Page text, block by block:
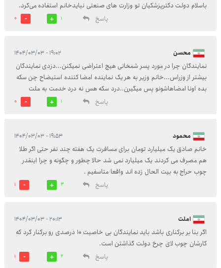
باسلام دولت دکترپزشکیان تو وزارت های صنعتی نبایدخانم استفاده می‌کرد.
پاسخ
1
0
محسن ۱۹:۰۲ - ۱۴۰۴/۰۳/۰۳
نمایندگان چرا در مورد پسر شمخانی هیچ اعتراضی نمیکنن...دزدی نمایندگان
بیشتر از وزراس...خانم وزیر به هر یک نماینده امضا کننده استیضاح چن سکه
بده اونا امضاهاشونو پس میگیرن..‌درد سکه هس نه درد خدمت به ملت
پاسخ
1
0
محمود ۱۹:۵۳ - ۱۴۰۴/۰۳/۰۳
خانم صادق یک میلیارد تومان برای مسافرت یک هفته چند نفر حتی اگر طلا
هم مصرف می کردند یک میلیارد نمی شد حالا چطور و چگونه و چرا اینقدر
چوب حراج به بیت الحال زده اند واقعا متاسفیم .
پاسخ
3
1
املت ۲۰:۱۳ - ۱۴۰۴/۰۳/۰۳
اگر بنا بر برکناری باشد باید نمایندگان بی خاصیت ۱۰ درصدی رو برکنار کرد که
کارشان چوب لای چرخ دولت گذاشتن است.
پاسخ
2
1